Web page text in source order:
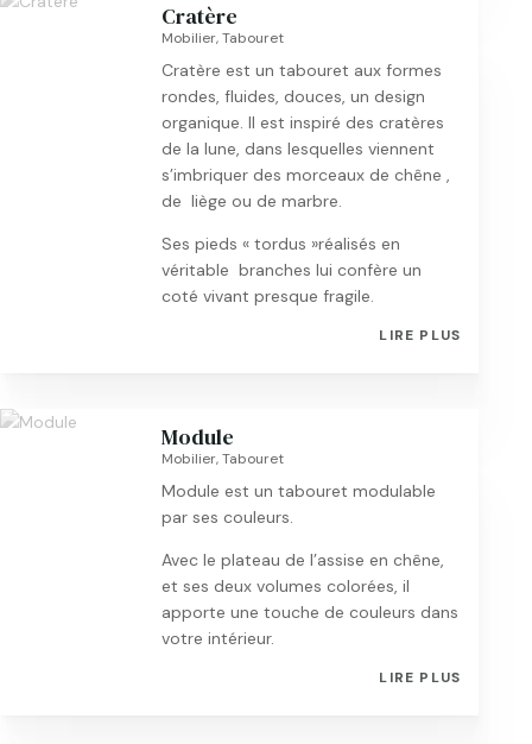
Cratère
Mobilier,Tabouret
Cratère est un tabouret aux formes
rondes, fluides, douces, un design
organique. Il est inspiré des cratères
de la lune, dans lesquelles viennent
s’imbriquer des morceaux de chêne ,
de liège ou de marbre.
Ses pieds « tordus »réalisés en
véritable branches lui confère un
coté vivant presque fragile.
LIRE PLUS
Module
Mobilier,Tabouret
Module est un tabouret modulable
par ses couleurs.
Avec le plateau de l’assise en chêne,
et ses deux volumes colorées, il
apporte une touche de couleurs dans
votre intérieur.
LIRE PLUS